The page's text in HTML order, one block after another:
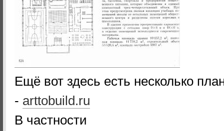
Ещё вот здесь есть несколько
- arttobuild.ru
В частности